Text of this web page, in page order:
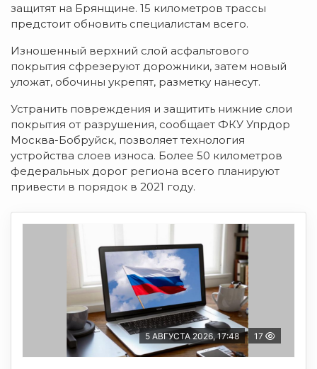
защитят на Брянщине. 15 километров трассы
предстоит обновить специалистам всего.
Изношенный верхний слой асфальтового
покрытия сфрезеруют дорожники, затем новый
уложат, обочины укрепят, разметку нанесут.
Устранить повреждения и защитить нижние слои
покрытия от разрушения, сообщает ФКУ Упрдор
Москва-Бобруйск, позволяет технология
устройства слоев износа. Более 50 километров
федеральных дорог региона всего планируют
привести в порядок в 2021 году.
5 АВГУСТА 2026, 17:48 17